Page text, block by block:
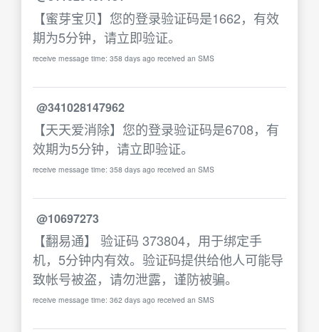
【蜜芽宝贝】您的登录验证码是1662，有效
期为5分钟，请立即验证。
receive message time: 358 days ago received an SMS
@341028147962
【天天爱消除】您的登录验证码是6708，有
效期为5分钟，请立即验证。
receive message time: 358 days ago received an SMS
@10697273
【翻易通】 验证码 373804，用于绑定手
机，5分钟内有效。验证码提供给他人可能导
致帐号被盗，请勿泄露，谨防被骗。
receive message time: 362 days ago received an SMS